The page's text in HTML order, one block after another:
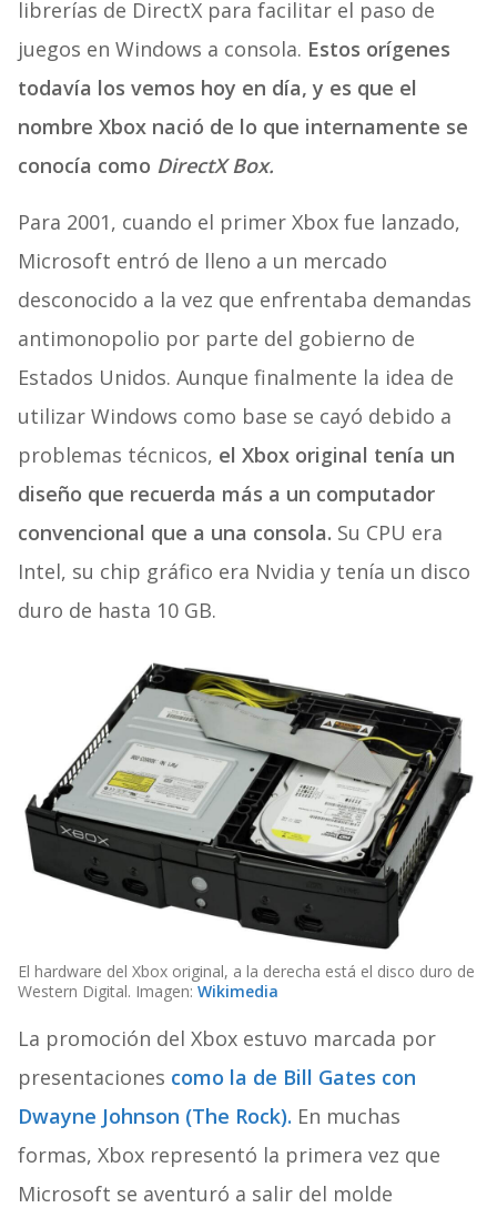
librerías de DirectX para facilitar el paso de
juegos en Windows a consola. Estos orígenes
todavía los vemos hoy en día, y es que el
nombre Xbox nació de lo que internamente se
conocía como DirectX Box.
Para 2001, cuando el primer Xbox fue lanzado,
Microsoft entró de lleno a un mercado
desconocido a la vez que enfrentaba demandas
antimonopolio por parte del gobierno de
Estados Unidos. Aunque finalmente la idea de
utilizar Windows como base se cayó debido a
problemas técnicos, el Xbox original tenía un
diseño que recuerda más a un computador
convencional que a una consola. Su CPU era
Intel, su chip gráfico era Nvidia y tenía un disco
duro de hasta 10 GB.
El hardware del Xbox original, a la derecha está el disco duro de
Western Digital. Imagen: Wikimedia
La promoción del Xbox estuvo marcada por
presentaciones como la de Bill Gates con
Dwayne Johnson (The Rock). En muchas
formas, Xbox representó la primera vez que
Microsoft se aventuró a salir del molde